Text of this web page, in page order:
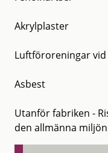
Akrylplaster
Luftföroreningar
Asbest
Utanför fabriken -
den allmänna miljön